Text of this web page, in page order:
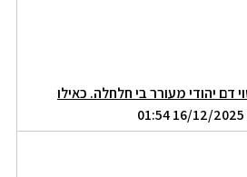
דם יהודי מעורר בי חלחלה. כאילו